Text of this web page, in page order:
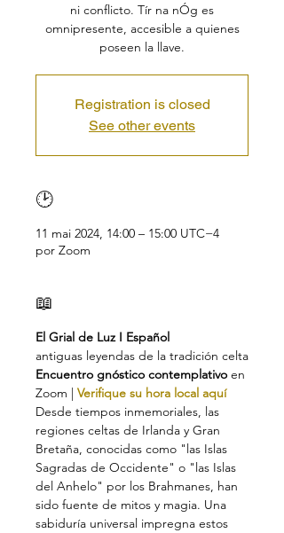
ni conflicto. Tír na nÓg es
omnipresente, accesible a quienes
poseen la llave.
Registration is closed
See other events
🕑
11 mai 2024, 14:00 – 15:00 UTC−4
por Zoom
📖
El Grial de Luz I Español
antiguas leyendas de la tradición celta
Encuentro gnóstico contemplativo en
Zoom | Verifique su hora local aquí
Desde tiempos inmemoriales, las
regiones celtas de Irlanda y Gran
Bretaña, conocidas como "las Islas
Sagradas de Occidente" o "las Islas
del Anhelo" por los Brahmanes, han
sido fuente de mitos y magia. Una
sabiduría universal impregna estos